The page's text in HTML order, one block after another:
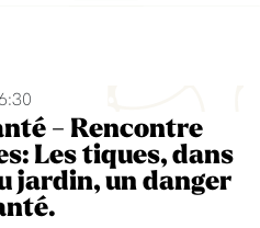
- Rencontre
Les tiques, dans
jardin, un danger